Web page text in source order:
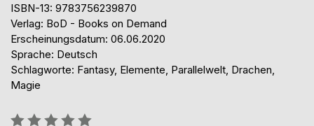
ISBN-13: 9783756239870
Verlag: BoD - Books on Demand
Erscheinungsdatum: 06.06.2020
Sprache: Deutsch
Schlagworte: Fantasy, Elemente, Parallelwelt, Drachen,
Magie
Bewertung::